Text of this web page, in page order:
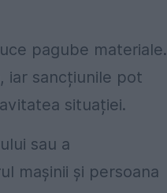
pagube materiale.
iar sancțiunile pot
situației.
sau a
mașinii și persoana